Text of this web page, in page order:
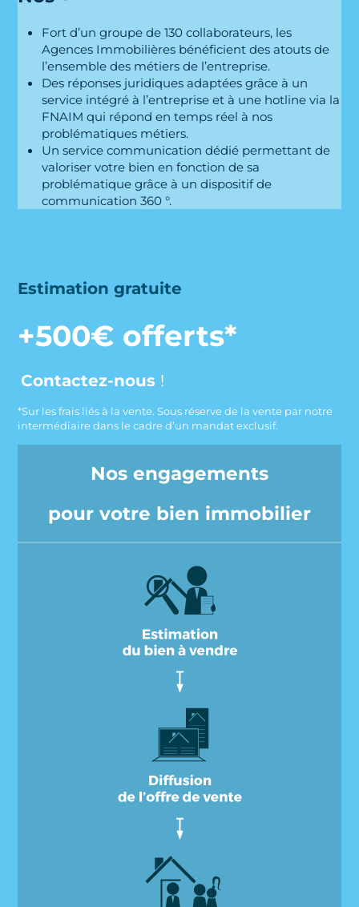
Fort d’un groupe de 130 collaborateurs, les
Agences Immobilières bénéficient des atouts de
l’ensemble des métiers de l’entreprise.
Des réponses juridiques adaptées grâce à un
service intégré à l’entreprise et à une hotline via la
FNAIM qui répond en temps réel à nos
problématiques métiers.
Un service communication dédié permettant de
valoriser votre bien en fonction de sa
problématique grâce à un dispositif de
communication 360 °.
Estimation gratuite
+500€ offerts*
Contactez-nous !
*Sur les frais liés à la vente. Sous réserve de la vente par notre
intermédiaire dans le cadre d’un mandat exclusif.
Nos engagements
pour votre bien immobilier